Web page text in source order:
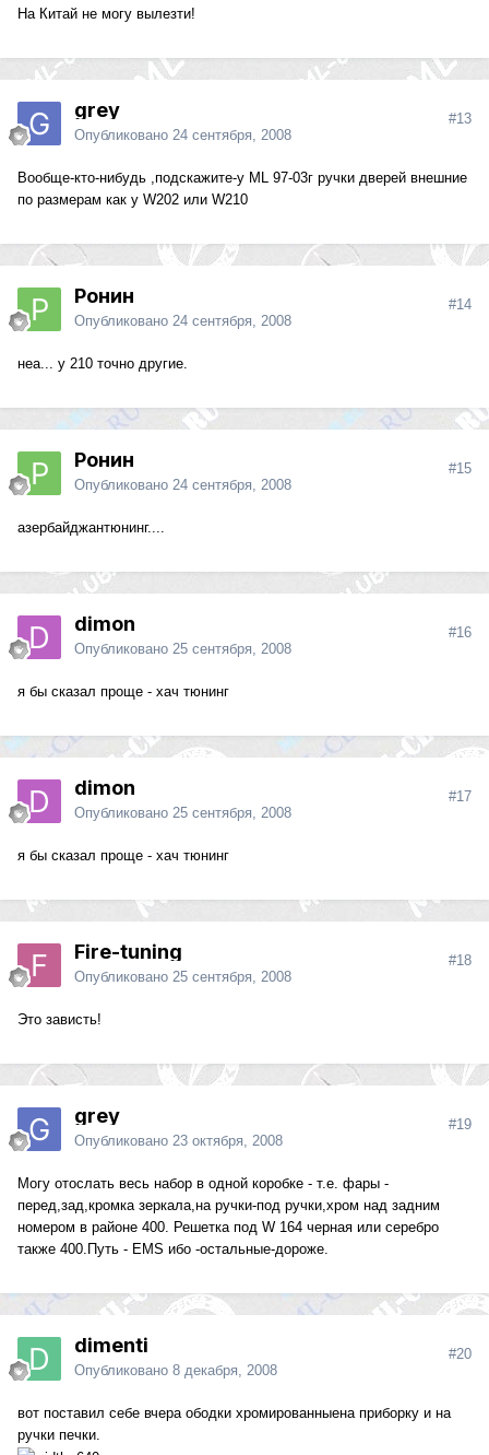
На Китай не могу вылезти!
grey
Опубликовано 24 сентября, 2008
#13
Вообще-кто-нибудь ,подскажите-у ML 97-03г ручки дверей внешние
по размерам как у W202 или W210
Ронин
Опубликовано 24 сентября, 2008
#14
неа... у 210 точно другие.
Ронин
Опубликовано 24 сентября, 2008
#15
азербайджантюнинг....
dimon
Опубликовано 25 сентября, 2008
#16
я бы сказал проще - хач тюнинг
dimon
Опубликовано 25 сентября, 2008
#17
я бы сказал проще - хач тюнинг
Fire-tuning
Опубликовано 25 сентября, 2008
#18
Это зависть!
grey
Опубликовано 23 октября, 2008
#19
Могу отослать весь набор в одной коробке - т.е. фары -
перед,зад,кромка зеркала,на ручки-под ручки,хром над задним
номером в районе 400. Решетка под W 164 черная или серебро
также 400.Путь - EMS ибо -остальные-дороже.
dimenti
Опубликовано 8 декабря, 2008
#20
вот поставил себе вчера ободки хромированныена приборку и на
ручки печки.